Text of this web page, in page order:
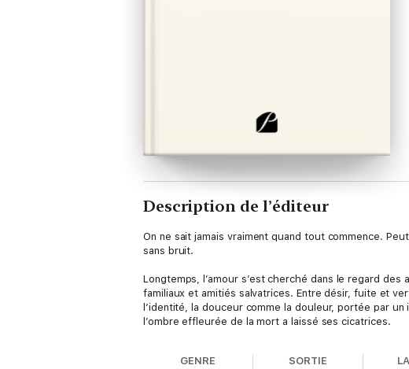
Description de l’éditeur
On ne sait jamais vraiment quand tout commence.
sans bruit.
Longtemps, l’amour s’est cherché dans le regard
familiaux et amitiés salvatrices. Entre désir, fuite et
l’identité, la douceur comme la douleur, portée par
l’ombre effleurée de la mort a laissé ses cicatrices.
GENRE SORTIE